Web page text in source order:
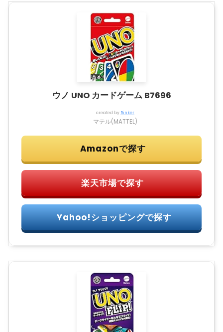
ウノ UNO カードゲーム B7696
created by Rinker
マテル(MATTEL)